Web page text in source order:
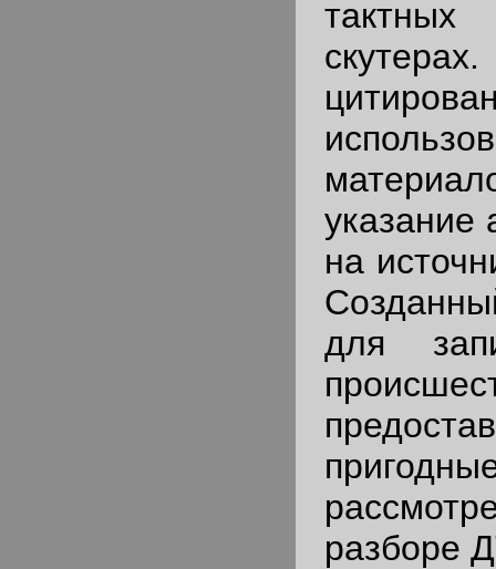
тактных
указание
на
для
разборе